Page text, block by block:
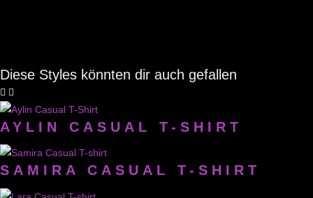
Diese Styles könnten dir auch gefallen
AYLIN CASUAL T-SHIRT
SAMIRA CASUAL T-SHIRT